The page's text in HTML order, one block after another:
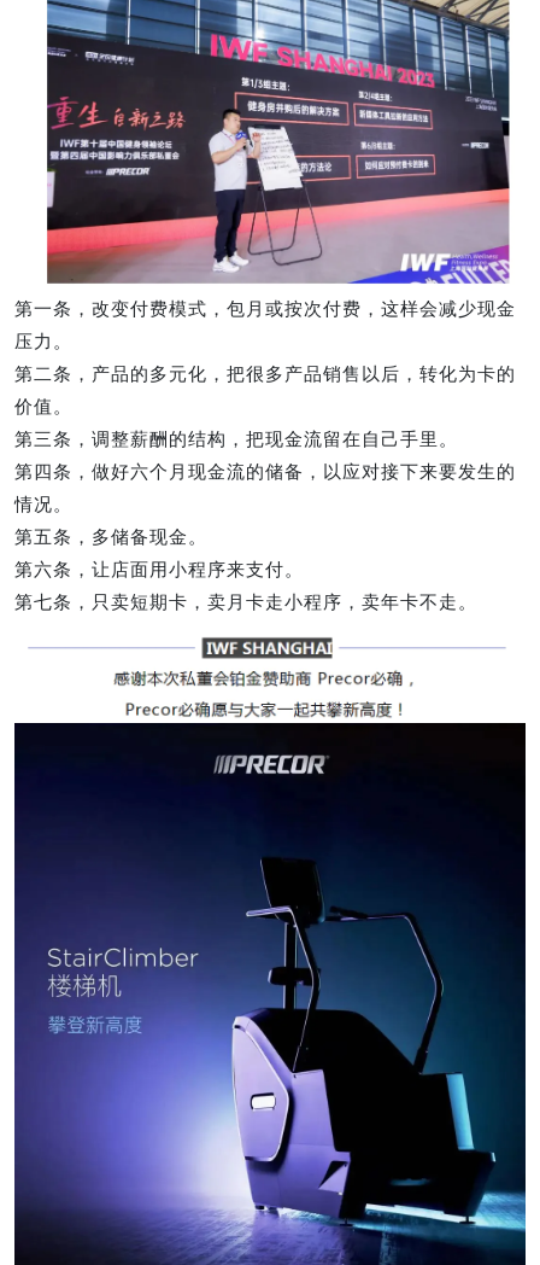
第一条，改变付费模式，包月或按次付费，这样会减少现金
压力。
第二条，产品的多元化，把很多产品销售以后，转化为卡的
价值。
第三条，调整薪酬的结构，把现金流留在自己手里。
第四条，做好六个月现金流的储备，以应对接下来要发生的
情况。
第五条，多储备现金。
第六条，让店面用小程序来支付。
第七条，只卖短期卡，卖月卡走小程序，卖年卡不走。